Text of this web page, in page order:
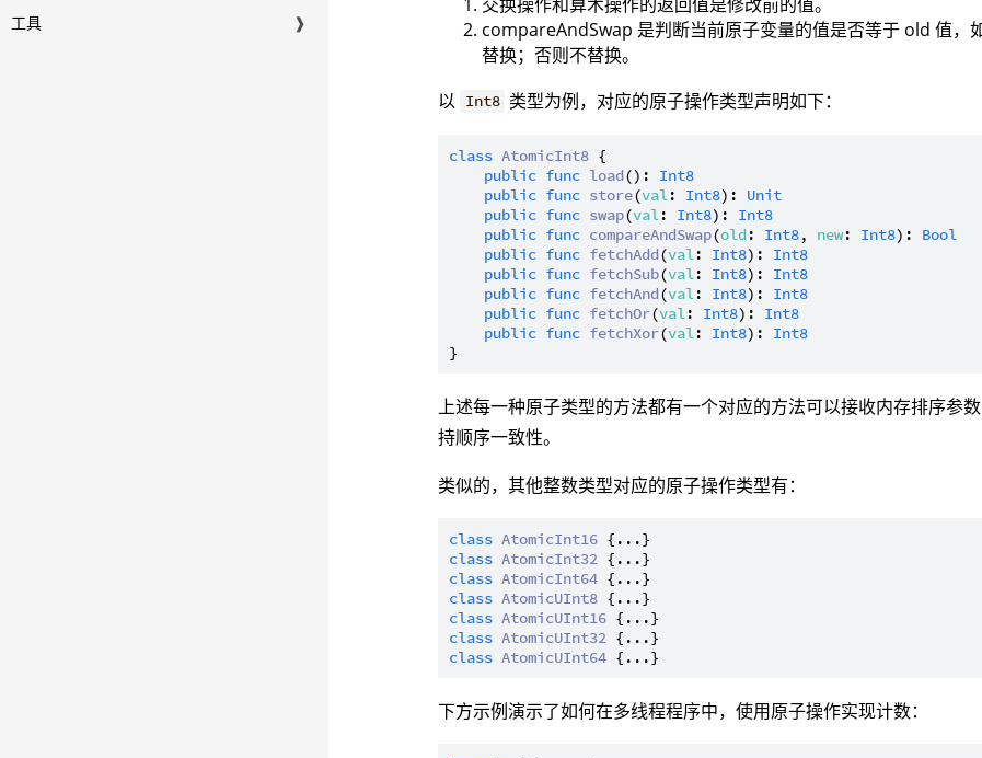
工具
❱
compareAndSwap 是判断当前原子变量的值是否等于 old 值，
替换；否则不替换。
以
Int8 类型为例，对应的原子操作类型声明如下：
class AtomicInt8 {
public func load(): Int8
public func store(val: Int8): Unit
public func swap(val: Int8): Int8
public func compareAndSwap(old: Int8, new: Int8): Bool
public func fetchAdd(val: Int8): Int8
public func fetchSub(val: Int8): Int8
public func fetchAnd(val: Int8): Int8
public func fetchOr(val: Int8): Int8
public func fetchXor(val: Int8): Int8
上述每一种原子类型的方法都有一个对应的方法可以接收内存排序参
持顺序一致性。
类似的，其他整数类型对应的原子操作类型有：
class AtomicInt16
class AtomicInt32
class AtomicInt64
class AtomicUInt8
class AtomicUInt16
class AtomicUInt32
class AtomicUInt64
下方示例演示了如何在多线程程序中，使用原子操作实现计数：